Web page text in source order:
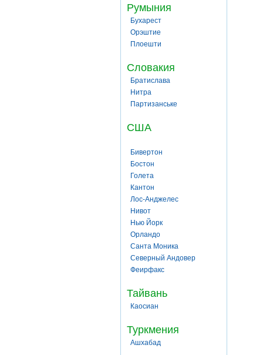
Румыния
Бухарест
Орэштие
Плоешти
Словакия
Братислава
Нитра
Партизанське
США
Бивертон
Бостон
Голета
Кантон
Лос-Анджелес
Нивот
Нью Йорк
Орландо
Санта Моника
Северный Андовер
Феирфакс
Тайвань
Каосиан
Туркмения
Ашхабад